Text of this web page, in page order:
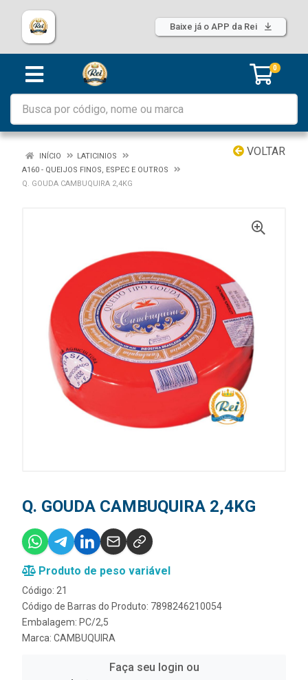
Baixe já o APP da Rei
0
VOLTAR
INÍCIO
LATICINIOS
A160 - QUEIJOS FINOS, ESPEC E OUTROS
Q. GOUDA CAMBUQUIRA 2,4KG
Q. GOUDA CAMBUQUIRA 2,4KG
Produto de peso variável
Código: 21
Código de Barras do Produto: 7898246210054
Embalagem: PC/2,5
Marca: CAMBUQUIRA
Faça seu login ou